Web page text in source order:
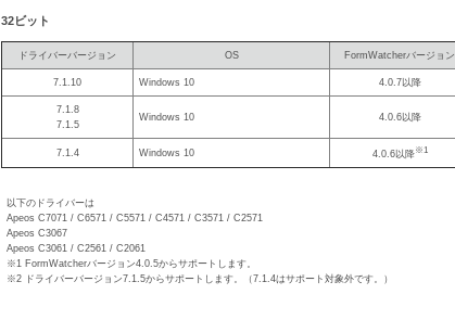
32ビット
ドライバーバージョン OS FormWatcherバージョン
7.1.10 Windows 10 4.0.7以降
7.1.8
7.1.5
Windows 10 4.0.6以降
7.1.4 Windows 10 4.0.6以降※1
以下のドライバーは
Apeos C7071 / C6571 / C5571 / C4571 / C3571 / C2571
Apeos C3067
Apeos C3061 / C2561 / C2061
※1 FormWatcherバージョン4.0.5からサポートします。
※2 ドライバーバージョン7.1.5からサポートします。（7.1.4はサポート対象外です。）